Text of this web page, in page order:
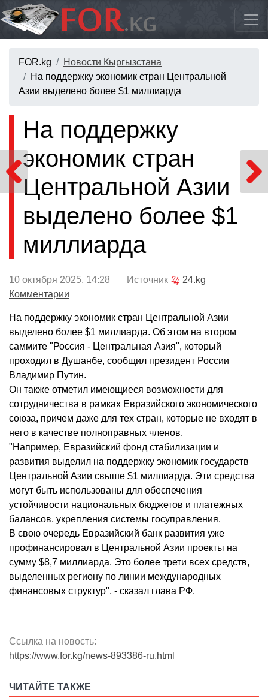
FOR.kg
Новости Кыргызстана
На поддержку экономик стран Центральной
Азии выделено более $1 миллиарда
На поддержку
экономик стран
Центральной Азии
выделено более $1
миллиарда
10 октября 2025, 14:28 Источник
24.kg
Комментарии
На поддержку экономик стран Центральной Азии
выделено более $1 миллиарда. Об этом на втором
саммите "Россия - Центральная Азия", который
проходил в Душанбе, сообщил президент России
Владимир Путин.
Он также отметил имеющиеся возможности для
сотрудничества в рамках Евразийского экономического
союза, причем даже для тех стран, которые не входят в
него в качестве полноправных членов.
"Например, Евразийский фонд стабилизации и
развития выделил на поддержку экономик государств
Центральной Азии свыше $1 миллиарда. Эти средства
могут быть использованы для обеспечения
устойчивости национальных бюджетов и платежных
балансов, укрепления системы госуправления.
В свою очередь Евразийский банк развития уже
профинансировал в Центральной Азии проекты на
сумму $8,7 миллиарда. Это более трети всех средств,
выделенных региону по линии международных
финансовых структур", - сказал глава РФ.
Ссылка на новость:
https://www.for.kg/news-893386-ru.html
ЧИТАЙТЕ ТАКЖЕ